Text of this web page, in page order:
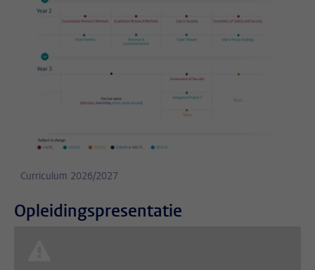
Curriculum 2026/2027
Opleidingspresentatie